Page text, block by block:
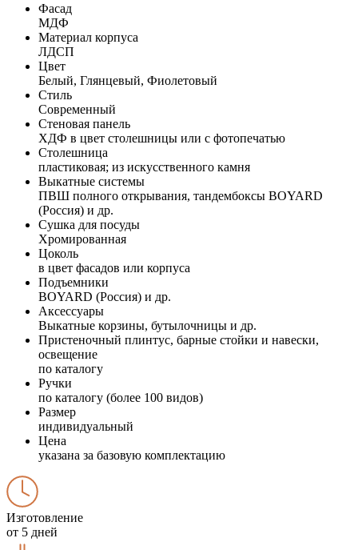
Фасад
МДФ
Материал корпуса
ЛДСП
Цвет
Белый, Глянцевый, Фиолетовый
Стиль
Современный
Стеновая панель
ХДФ в цвет столешницы или с фотопечатью
Столешница
пластиковая; из искусственного камня
Выкатные системы
ПВШ полного открывания, тандембоксы BOYARD
(Россия) и др.
Сушка для посуды
Хромированная
Цоколь
в цвет фасадов или корпуса
Подъемники
BOYARD (Россия) и др.
Аксессуары
Выкатные корзины, бутылочницы и др.
Пристеночный плинтус, барные стойки и навески,
освещение
по каталогу
Ручки
по каталогу (более 100 видов)
Размер
индивидуальный
Цена
указана за базовую комплектацию
Изготовление
от 5 дней